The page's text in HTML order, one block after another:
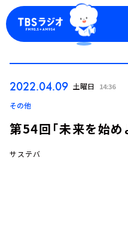
2022.04.09 土曜日 14:36
その他
第54回「未来を始め
サステバ